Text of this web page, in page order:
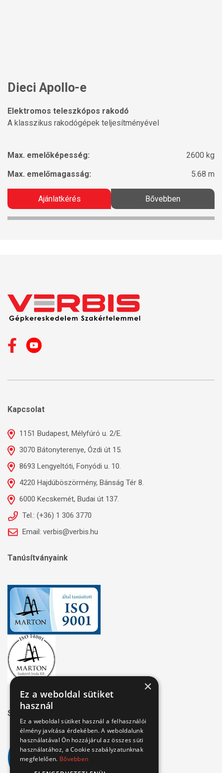
Dieci Apollo-e
Elektromos teleszkópos rakodó
A klasszikus rakodógépek teljesítményével
Max. emelőképesség:
2600 kg
Max. emelőmagasság:
5.68 m
Ajánlatkérés Bővebben
Kapcsolat
1151 Budapest, Mélyfúró u. 2/E.
3070 Bátonyterenye, Ózdi út 15.
8693 Lengyeltóti, Fonyódi u. 10.
4220 Hajdúböszörmény, Bánság Tér 8.
6000 Kecskemét, Budai út 137.
Tel.: (+36) 1 306 3770
Email: verbis@verbis.hu
Tanúsítványaink
Széchenyi 2020
×
Ez a weboldal sütiket
használ
Ez a weboldal sütiket használ a felhasználói
élmény javítása érdekében. A weboldalunk
használatával Ön hozzájárul az összes süti
használatához, a Cookie szabályzatunknak
megfelelően. Bővebben